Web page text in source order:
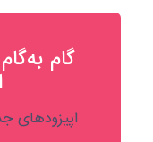
گام
اپیزودهای